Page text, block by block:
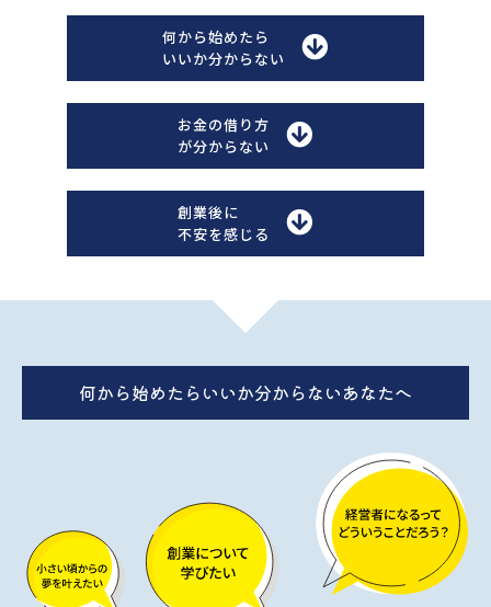
何から始めたら
いいか分からない
お金の借り方
が分からない
創業後に
不安を感じる
何から始めたらいいか分からないあなたへ